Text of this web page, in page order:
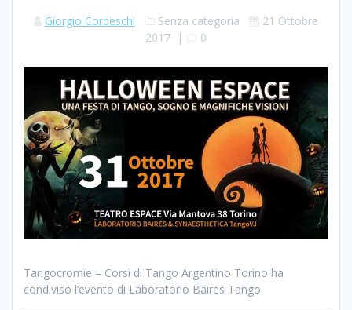
Giorgio Cordeschi Senza categoria
21 Ottobre
2017 | 0
Tangocromie – Corsi di Tango Argentino Torino ha
condiviso l’evento di Laboratorio Baires Tango.